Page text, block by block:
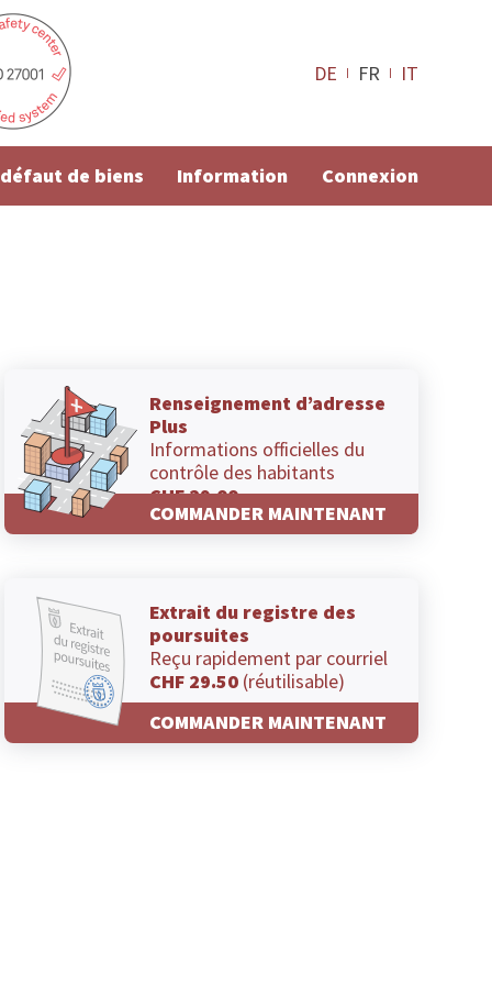
DE FR IT
de biens Information Connexion
Renseignement d’adresse
Plus
Informations officielles du
contrôle des habitants
CHF 29.00
COMMANDER MAINTENANT
Extrait du registre des
poursuites
Reçu rapidement par courriel
CHF 29.50 (réutilisable)
COMMANDER MAINTENANT